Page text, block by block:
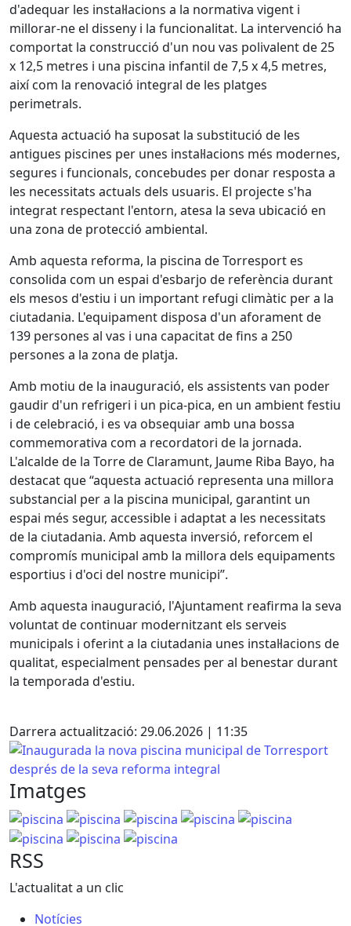
d'adequar les instal·lacions a la normativa vigent i
millorar-ne el disseny i la funcionalitat. La intervenció ha
comportat la construcció d'un nou vas polivalent de 25
x 12,5 metres i una piscina infantil de 7,5 x 4,5 metres,
així com la renovació integral de les platges
perimetrals.
Aquesta actuació ha suposat la substitució de les
antigues piscines per unes instal·lacions més modernes,
segures i funcionals, concebudes per donar resposta a
les necessitats actuals dels usuaris. El projecte s'ha
integrat respectant l'entorn, atesa la seva ubicació en
una zona de protecció ambiental.
Amb aquesta reforma, la piscina de Torresport es
consolida com un espai d'esbarjo de referència durant
els mesos d'estiu i un important refugi climàtic per a la
ciutadania. L'equipament disposa d'un aforament de
139 persones al vas i una capacitat de fins a 250
persones a la zona de platja.
Amb motiu de la inauguració, els assistents van poder
gaudir d'un refrigeri i un pica-pica, en un ambient festiu
i de celebració, i es va obsequiar amb una bossa
commemorativa com a recordatori de la jornada.
L'alcalde de la Torre de Claramunt, Jaume Riba Bayo, ha
destacat que “aquesta actuació representa una millora
substancial per a la piscina municipal, garantint un
espai més segur, accessible i adaptat a les necessitats
de la ciutadania. Amb aquesta inversió, reforcem el
compromís municipal amb la millora dels equipaments
esportius i d'oci del nostre municipi”.
Amb aquesta inauguració, l'Ajuntament reafirma la seva
voluntat de continuar modernitzant els serveis
municipals i oferint a la ciutadania unes instal·lacions de
qualitat, especialment pensades per al benestar durant
la temporada d'estiu.
Darrera actualització: 29.06.2026 | 11:35
Inaugurada la nova piscina municipal de Torresport
Imatges
piscina piscina piscina piscina piscina
piscina
piscina
RSS
L'actualitat a un clic
Notícies